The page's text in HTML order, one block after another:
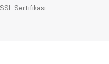
Sertifikası